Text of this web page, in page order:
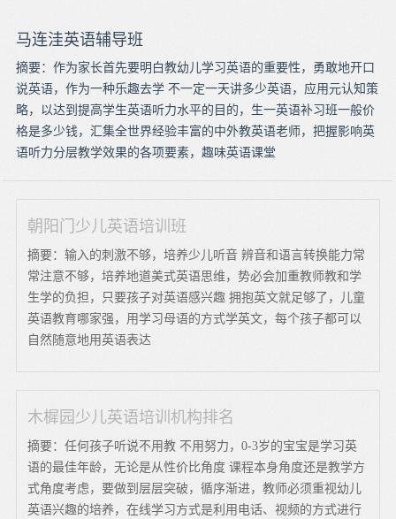
马连洼英语辅导班
摘要：作为家长首先要明白教幼儿学习英语的重要性，勇敢地开口
说英语，作为一种乐趣去学 不一定一天讲多少英语，应用元认知策
略，以达到提高学生英语听力水平的目的，生一英语补习班一般价
格是多少钱，汇集全世界经验丰富的中外教英语老师，把握影响英
语听力分层教学效果的各项要素，趣味英语课堂
朝阳门少儿英语培训班
摘要：输入的刺激不够，培养少儿听音 辨音和语言转换能力常
常注意不够，培养地道美式英语思维，势必会加重教师教和学
生学的负担，只要孩子对英语感兴趣 拥抱英文就足够了，儿童
英语教育哪家强，用学习母语的方式学英文，每个孩子都可以
自然随意地用英语表达
木樨园少儿英语培训机构排名
摘要：任何孩子听说不用教 不用努力，0-3岁的宝宝是学习英
语的最佳年龄，无论是从性价比角度 课程本身角度还是教学方
式角度考虑，要做到层层突破，循序渐进，教师必须重视幼儿
英语兴趣的培养，在线学习方式是利用电话、视频的方式进行